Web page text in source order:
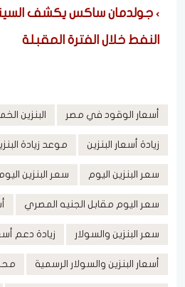
جولدمان ساكس يكشف
النفط خلال الفترة المقبلة
أسعار الوقود في مصر البنزين
زيادة أسعار البنزين موعد زيادة
سعر البنزين اليوم سعر البنزين اليوم
سعر اليوم مقابل الجنيه المصري
سعر البنزين والسولار زيادة دعم
أسعار البنزين والسولار الرسمية